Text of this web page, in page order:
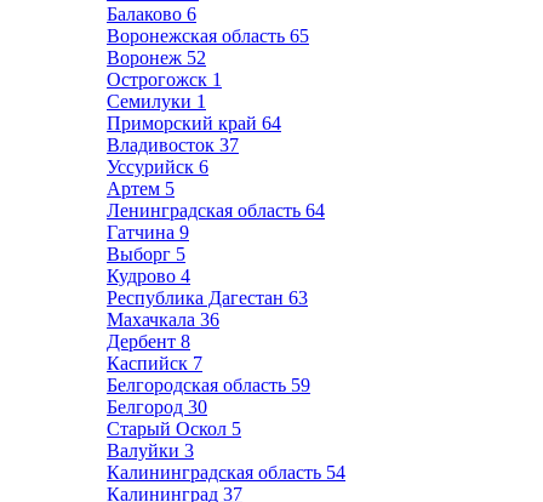
Балаково 6
Воронежская область 65
Воронеж 52
Острогожск 1
Семилуки 1
Приморский край 64
Владивосток 37
Уссурийск 6
Артем 5
Ленинградская область 64
Гатчина 9
Выборг 5
Кудрово 4
Республика Дагестан 63
Махачкала 36
Дербент 8
Каспийск 7
Белгородская область 59
Белгород 30
Старый Оскол 5
Валуйки 3
Калининградская область 54
Калининград 37